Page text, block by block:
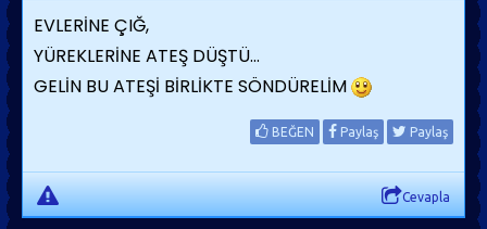
EVLERİNE ÇIĞ,
YÜREKLERİNE ATEŞ DÜŞTÜ...
GELİN BU ATEŞİ BİRLİKTE SÖNDÜRELİM
BEĞEN Paylaş Paylaş
Cevapla